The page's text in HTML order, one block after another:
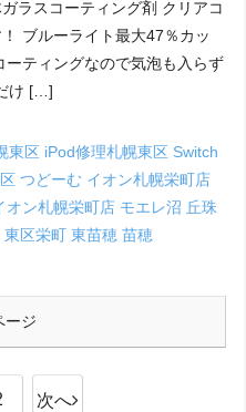
ラスコーティング剤 クリアコ
ブルーライト最大47％カッ
ーティングなので気泡も入らず
け […]
東区 iPod修理札幌東区 Switch
区つどーむ イオン札幌栄町店
オン札幌栄町店 モエレ沼 丘珠
東区栄町東苗穂苗穂
ージ
次へ